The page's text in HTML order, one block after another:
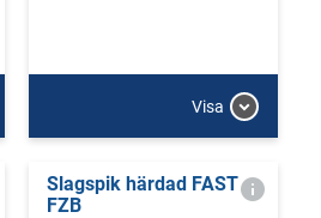
Visa
Slagspik härdad FAST
FZB